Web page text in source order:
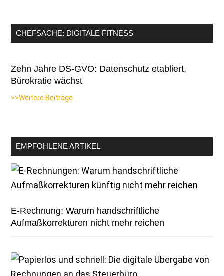
CHEFSACHE: DIGITALE FITNESS
Zehn Jahre DS-GVO: Datenschutz etabliert,
Bürokratie wächst
>>Weitere Beiträge
EMPFOHLENE ARTIKEL
E-Rechnung: Warum handschriftliche
Aufmaßkorrekturen nicht mehr reichen